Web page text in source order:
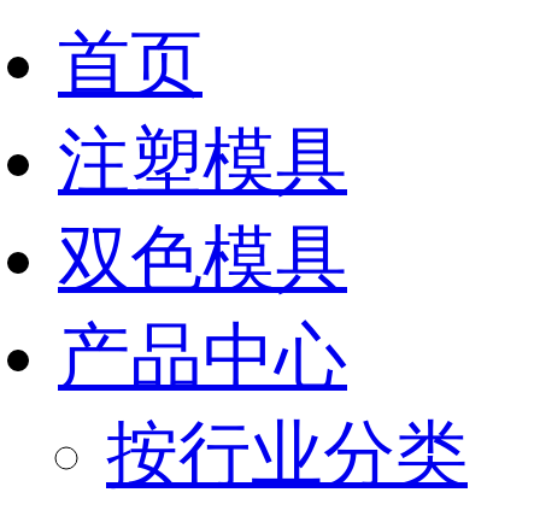
首页
注塑模具
双色模具
产品中心
按行业分类